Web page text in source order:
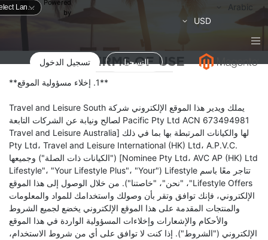
Powered
by
لغة
Arabic
العملة
USD
التسجيل تسجيل الدخولTERMS OF USE
**1. إخلاء مسؤولية الموقع**
يملك ويدير هذا الموقع الإلكتروني شركة Travel and Leisure South
Pacific Pty Ltd ACN 673494981 لصالح ونيابة عن الشركات التابعة
لها والكيانات المرتبطة بها بما في ذلك [Travel and Leisure Australia
Pty Ltd، Travel and Leisure International (HK) Ltd، A.P.V.C.
Nominee Pty Ltd، AVC AP (HK) Ltd] ("الكيانات ذات الصلة") وجميعها
تتاجر معًا باسم Lifestyle ("Lifestyle"، "Your Lifestyle Plus"، "Your
Lifestyle Offers"، "نحن"، "خاصتنا"). من خلال الوصول إلى هذا الموقع
الإلكتروني، فإنك توافق وتقر بأن وصولك واستخدامك للمواد والمعلومات
والمنتجات المقدمة على هذا الموقع الإلكتروني يخضع لجميع الشروط
والأحكام والإشعارات وإخلاءات المسؤولية الواردة في هذا الموقع
الإلكتروني ("الشروط"). إذا كنت لا توافق على أي من شروط الاستخدام،